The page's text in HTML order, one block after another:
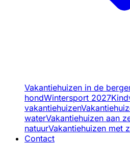
Vakantiehuizen in de
hondWintersport 2027
vakantiehuizen
waterVakantiehuizen aan
natuurVakantiehuizen met
Contact